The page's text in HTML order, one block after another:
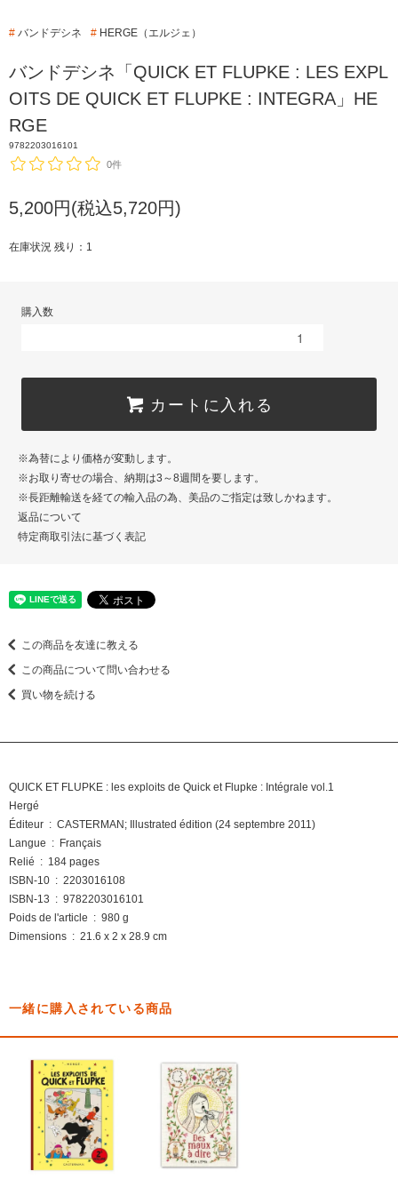
# バンドデシネ # HERGE（エルジェ）
バンドデシネ「QUICK ET FLUPKE : LES EXPL
OITS DE QUICK ET FLUPKE : INTEGRA」HE
RGE
9782203016101
0件
5,200円(税込5,720円)
在庫状況 残り：1
購入数
カートに入れる
※為替により価格が変動します。
※お取り寄せの場合、納期は3～8週間を要します。
※長距離輸送を経ての輸入品の為、美品のご指定は致しかねます。
返品について
特定商取引法に基づく表記
この商品を友達に教える
この商品について問い合わせる
買い物を続ける
QUICK ET FLUPKE : les exploits de Quick et Flupke : Intégrale vol.1
Hergé
Éditeur ‏ : ‎ CASTERMAN; Illustrated édition (24 septembre 2011)
Langue ‏ : ‎ Français
Relié ‏ : ‎ 184 pages
ISBN-10 ‏ : ‎ 2203016108
ISBN-13 ‏ : ‎ 9782203016101
Poids de l'article ‏ : ‎ 980 g
Dimensions ‏ : ‎ 21.6 x 2 x 28.9 cm
一緒に購入されている商品